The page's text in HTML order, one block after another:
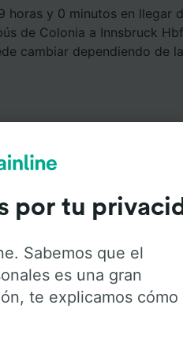
horas y 0 minutos en llegar
de Colonia a Innsbruck
cambiar dependiendo de
. Haz click en las
que ofrece cada
por tu
Sabemos que el
es una gran
te explicamos cómo